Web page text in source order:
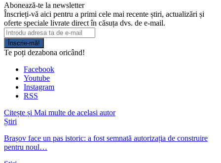
Abonează-te la newsletter
Înscrieți-vă aici pentru a primi cele mai recente știri, actualizări și
oferte speciale livrate direct în căsuța dvs. de e-mail.
Înscrie-mă!
Te poți dezabona oricând!
Facebook
Youtube
Instagram
RSS
Citește și Mai multe de acelasi autor
Știri
Brașov face un pas istoric: a fost semnată autorizația de construire
pentru noul…